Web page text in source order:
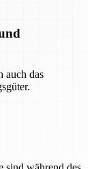
auch das